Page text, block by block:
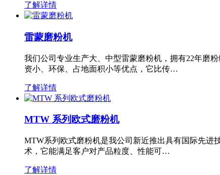
了解详情
雷蒙磨粉机
我们公司专业生产大、中型雷蒙磨粉机，拥有22年磨
资小、环保、占地面积小等优点，它比传…
了解详情
MTW 系列欧式磨粉机
MTW系列欧式磨粉机是我公司新近推出具有国际先
术，它能满足客户对产品粒度、性能可…
了解详情